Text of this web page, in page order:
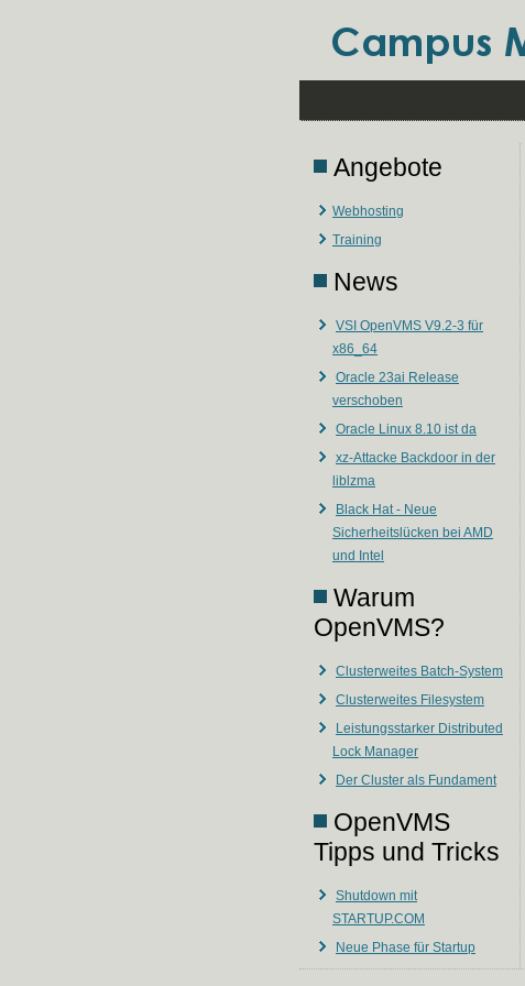
Angebote
Webhosting
Training
News
VSI OpenVMS V9.2-3 für
x86_64
Oracle 23ai Release
verschoben
Oracle Linux 8.10 ist da
xz-Attacke Backdoor in der
liblzma
Black Hat - Neue
Sicherheitslücken bei AMD
und Intel
Warum
OpenVMS?
Clusterweites Batch-System
Clusterweites Filesystem
Leistungsstarker Distributed
Lock Manager
Der Cluster als Fundament
OpenVMS
Tipps und Tricks
Shutdown mit
STARTUP.COM
Neue Phase für Startup